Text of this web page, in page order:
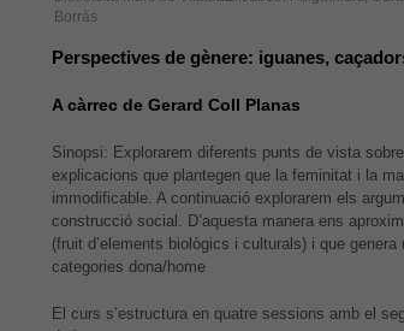
Borràs
Perspectives de gènere: iguanes,
A càrrec de Gerard Coll Planas
Sinopsi: Explorarem diferents punts de vista
explicacions que plantegen que la feminitat i la
immodificable. A continuació explorarem els
construcció social. D’aquesta manera ens
(fruit d’elements biològics i culturals) i que
categories dona/home
El curs s’estructura en quatre sessions amb el